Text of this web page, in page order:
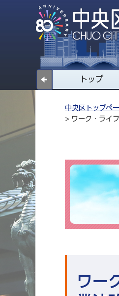
トップ
中央区トップペ
> ワーク・ライ
ワー